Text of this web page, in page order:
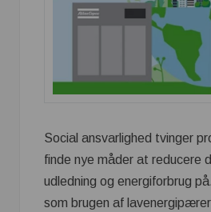
Social ansvarlighed tvinger
finde nye måder at reducere
udledning og energiforbrug
som brugen af